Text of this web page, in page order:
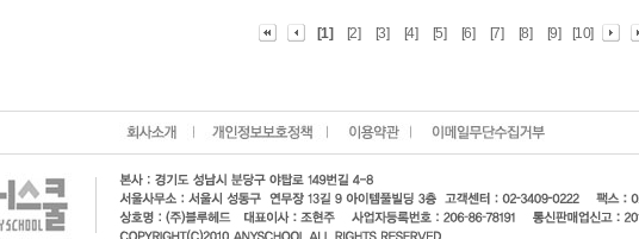
[1] [2] [3] [4] [5] [6] [7] [8] [9] 10]